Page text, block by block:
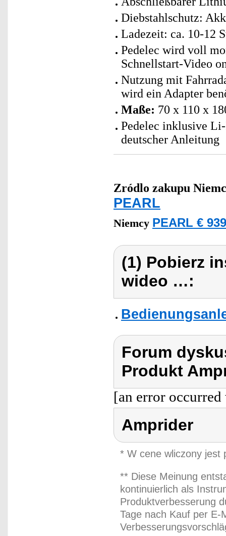
Diebstahlschutz:
Ladezeit: ca. 10-12
Pedelec wird voll
Schnellstart-Video
Nutzung mit
wird ein Adapter
Maße: 70 x 110 x
Pedelec inklusive
deutscher Anleitung
Zródlo zakupu
PEARL
Niemcy PEARL €
(1) Pobierz
wideo …:
Forum
Produkt
[an error
Amprider
* W cene wliczony jest
** Diese Meinung
kontinuierlich als
Produktverbesserung
Tage nach Kauf per E-